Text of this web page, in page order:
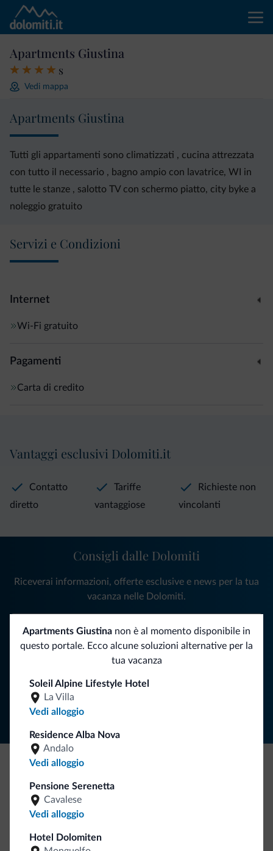
Apartments Giustina
s
Vedi mappa
Apartments Giustina
Tutti gli appartamenti sono climatizzati , cucina attrezzata
con tutto il necessario , bagno ampio con lavatrice, WI in
tutte le stanze , salotto TV con schermo piatto, city byke a
noleggio gratuito
Servizi e Condizioni
Internet
Wi-Fi gratuito
Pagamenti
Carta di credito
Apartments Giustina non è al momento disponibile in
questo portale. Ecco alcune soluzioni alternative per la
tua vacanza
Soleil Alpine Lifestyle Hotel
La Villa
Vedi alloggio
Residence Alba Nova
Andalo
Vedi alloggio
Pensione Serenetta
Cavalese
Vedi alloggio
Hotel Dolomiten
Vantaggi esclusivi Dolomiti.it
Contatto
diretto
Tariffe
vantaggiose
Richieste non
vincolanti
Segui Dolomiti.it
Consigli dalle Dolomiti
Riceverai informazioni, offerte esclusive e news per la tua
vacanza nelle Dolomiti.
ISCRIVITI ALLA NEWSLETTER
Be Original, scopri la nuova collezione
Ce l'avete chiesto in tanti. Ecco la nuova collezione firmata
Dolomiti.it!